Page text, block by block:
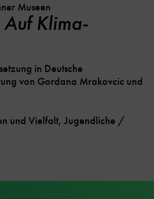
Museen
Auf Klima-
in Deutsche
von Gordana Mrakovcic und
und Vielfalt, Jugendliche /